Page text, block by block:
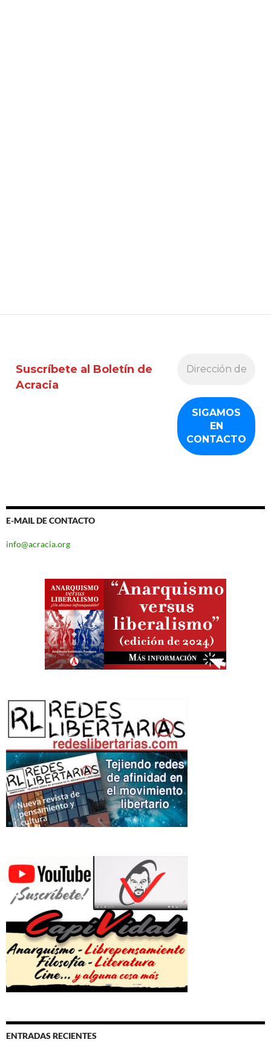
Suscríbete al Boletín de
Acracia
E-MAIL DE CONTACTO
info@acracia.org
ENTRADAS RECIENTES